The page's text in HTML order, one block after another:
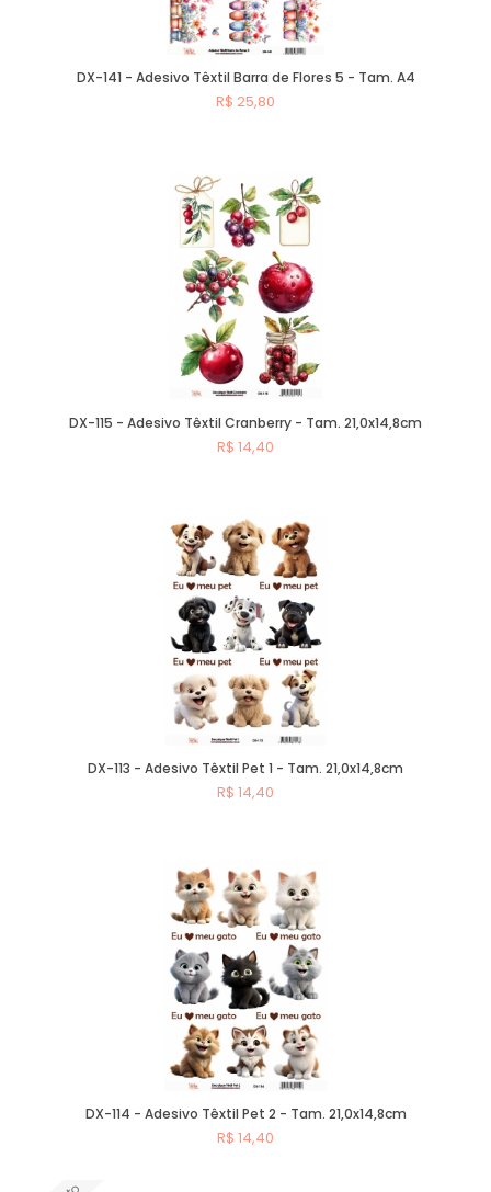
DX-141 - Adesivo Têxtil Barra de Flores 5 - Tam. A4
R$ 25,80
DX-115 - Adesivo Têxtil Cranberry - Tam. 21,0x14,8cm
R$ 14,40
DX-113 - Adesivo Têxtil Pet 1 - Tam. 21,0x14,8cm
R$ 14,40
DX-114 - Adesivo Têxtil Pet 2 - Tam. 21,0x14,8cm
R$ 14,40